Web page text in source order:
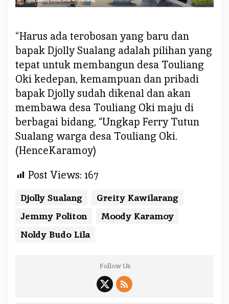
“Harus ada terobosan yang baru dan
bapak Djolly Sualang adalah pilihan yang
tepat untuk membangun desa Touliang
Oki kedepan, kemampuan dan pribadi
bapak Djolly sudah dikenal dan akan
membawa desa Touliang Oki maju di
berbagai bidang, “Ungkap Ferry Tutun
Sualang warga desa Touliang Oki.
(HenceKaramoy)
Post Views: 167
Djolly Sualang
Greity Kawilarang
Jemmy Politon
Moody Karamoy
Noldy Budo Lila
Follow Us